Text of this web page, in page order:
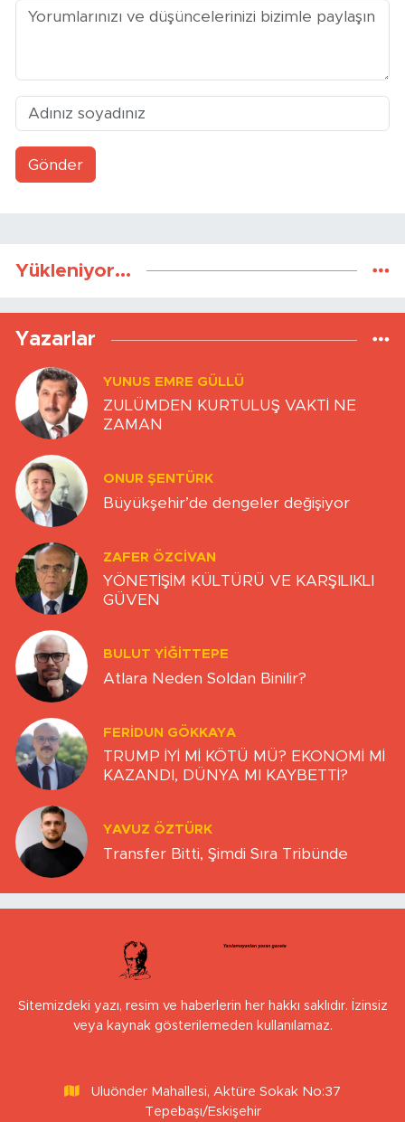
Gönder
Yükleniyor...
Yazarlar
YUNUS EMRE GÜLLÜ
ZULÜMDEN KURTULUŞ VAKTİ NE
ZAMAN
ONUR ŞENTÜRK
Büyükşehir’de dengeler değişiyor
ZAFER ÖZCIVAN
YÖNETİŞİM KÜLTÜRÜ VE KARŞILIKLI
GÜVEN
BULUT YİĞİTTEPE
Atlara Neden Soldan Binilir?
FERIDUN GÖKKAYA
TRUMP İYİ Mİ KÖTÜ MÜ? EKONOMİ Mİ
KAZANDI, DÜNYA MI KAYBETTİ?
YAVUZ ÖZTÜRK
Transfer Bitti, Şimdi Sıra Tribünde
Sitemizdeki yazı, resim ve haberlerin her hakkı saklıdır. İzinsiz
veya kaynak gösterilemeden kullanılamaz.
Uluönder Mahallesi, Aktüre Sokak No:37
Tepebaşı/Eskişehir